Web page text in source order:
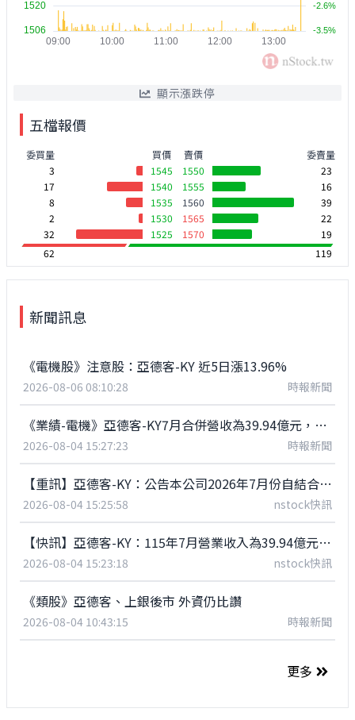
顯示漲跌停
五檔報價
委買量
買價
3
1545
17
1540
8
1535
2
1530
32
1525
賣價
委賣量
1550
23
1555
16
1560
39
1565
22
1570
19
62
119
新聞訊息
《電機股》注意股：亞德客-KY 近5日漲13.96%
2026-08-06 08:10:28 時報新聞
《業績-電機》亞德客-KY7月合併營收為39.94億元，年增50.78%
2026-08-04 15:27:23 時報新聞
【重訊】亞德客-KY：公告本公司2026年7月份自結合併營收
2026-08-04 15:25:58 nstock快訊
【快訊】亞德客-KY：115年7月營業收入為39.94億元，年增50.78%
2026-08-04 15:23:18 nstock快訊
《類股》亞德客、上銀後市 外資仍比讚
2026-08-04 10:43:15 時報新聞
更多